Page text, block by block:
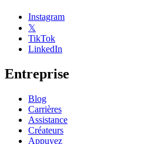
Instagram
𝕏
TikTok
LinkedIn
Entreprise
Blog
Carrières
Assistance
Créateurs
Appuyez